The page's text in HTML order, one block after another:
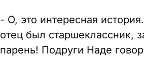
- О, это интересная
отец был старшеклассник,
парень! Подруги Наде